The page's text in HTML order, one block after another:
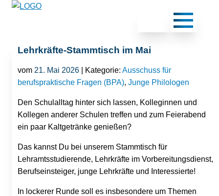
Lehrkräfte-Stammtisch im Mai
vom 21. Mai 2026 | Kategorie: Ausschuss für
berufspraktische Fragen (BPA), Junge Philologen
Den Schulalltag hinter sich lassen, Kolleginnen und
Kollegen anderer Schulen treffen und zum Feierabend
ein paar Kaltgetränke genießen?
Das kannst Du bei unserem Stammtisch für
Lehramtsstudierende, Lehrkräfte im Vorbereitungsdienst,
Berufseinsteiger, junge Lehrkräfte und Interessierte!
In lockerer Runde soll es insbesondere um Themen